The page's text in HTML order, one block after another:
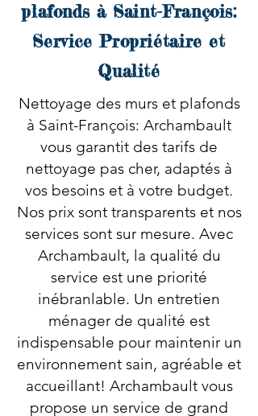
plafonds à Saint-François:
Service Propriétaire et
Qualité
Nettoyage des murs et plafonds
à Saint-François: Archambault
vous garantit des tarifs de
nettoyage pas cher, adaptés à
vos besoins et à votre budget.
Nos prix sont transparents et nos
services sont sur mesure. Avec
Archambault, la qualité du
service est une priorité
inébranlable. Un entretien
ménager de qualité est
indispensable pour maintenir un
environnement sain, agréable et
accueillant! Archambault vous
propose un service de grand